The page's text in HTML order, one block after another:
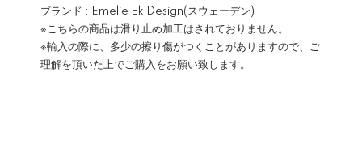
ブランド : Emelie Ek Design(スウェーデン)
※こちらの商品は滑り止め加工はされておりません。
※輸入の際に、多少の擦り傷がつくことがありますので、ご
理解を頂いた上でご購入をお願い致します。
------------------------------------